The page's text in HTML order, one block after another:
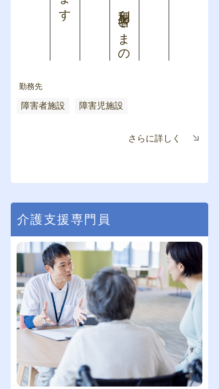
勤務先
障害者施設 障害児施設
さらに詳しく
介護支援専門員